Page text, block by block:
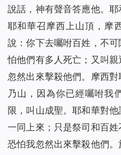
說話，神有聲音答應他。耶
耶和華召摩西上山頂，摩
說：你下去囑咐百姓，不
怕他們有多人死亡；又叫
忽然出來擊殺他們。摩西
乃山，因為你已經囑咐我
限，叫山成聖。耶和華對
一同上來；只是祭司和百姓
恐怕我忽然出來擊殺他們